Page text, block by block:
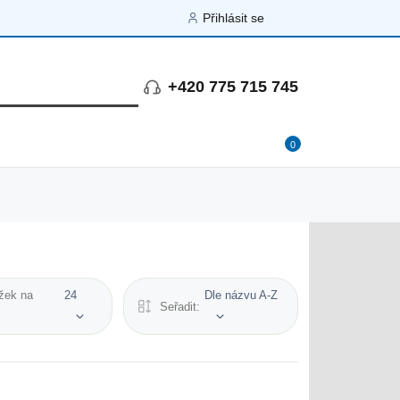
Přihlásit se
+420 775 715 745
0
na
24
Seřadit:
Dle názvu A-Z